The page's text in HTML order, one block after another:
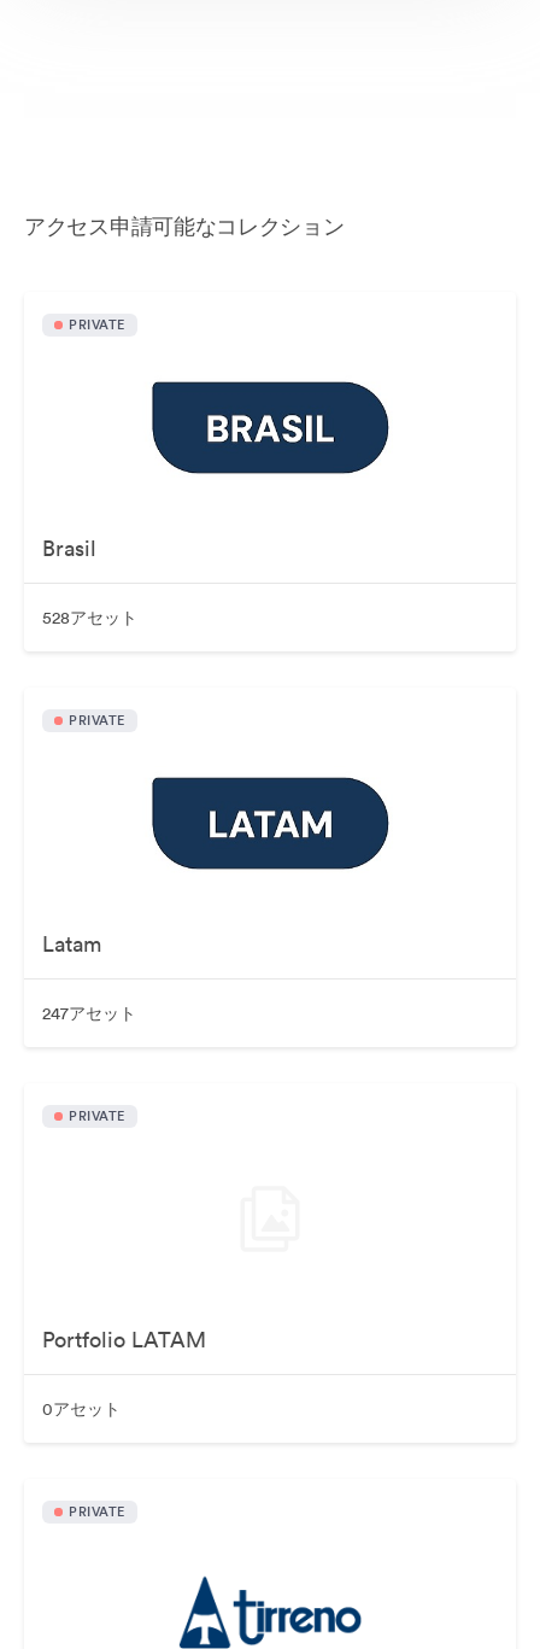
アクセス申請可能なコレクション
PRIVATE
Brasil
528アセット
PRIVATE
Latam
247アセット
PRIVATE
Portfolio LATAM
0アセット
PRIVATE